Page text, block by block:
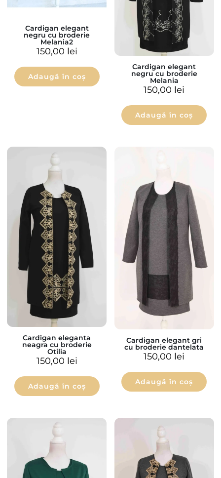
Cardigan elegant
negru cu broderie
Melania2
150,00 lei
Adaugă în coș
Cardigan elegant
negru cu broderie
Melania
150,00 lei
Adaugă în coș
Cardigan eleganta
neagra cu broderie
Otilia
150,00 lei
Adaugă în coș
Cardigan elegant gri
cu broderie dantelata
150,00 lei
Adaugă în coș